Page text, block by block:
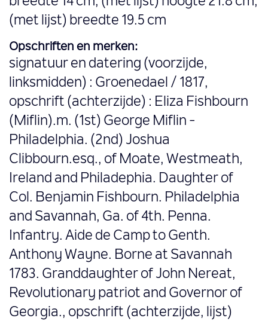
(met lijst) breedte 19.5 cm
Opschriften en merken:
signatuur en datering (voorzijde,
linksmidden) : Groenedael / 1817,
opschrift (achterzijde) : Eliza Fishbourn
(Miflin).m. (1st) George Miflin -
Philadelphia. (2nd) Joshua
Clibbourn.esq., of Moate, Westmeath,
Ireland and Philadephia. Daughter of
Col. Benjamin Fishbourn. Philadelphia
and Savannah, Ga. of 4th. Penna.
Infantry. Aide de Camp to Genth.
Anthony Wayne. Borne at Savannah
1783. Granddaughter of John Nereat,
Revolutionary patriot and Governor of
Georgia., opschrift (achterzijde, lijst)